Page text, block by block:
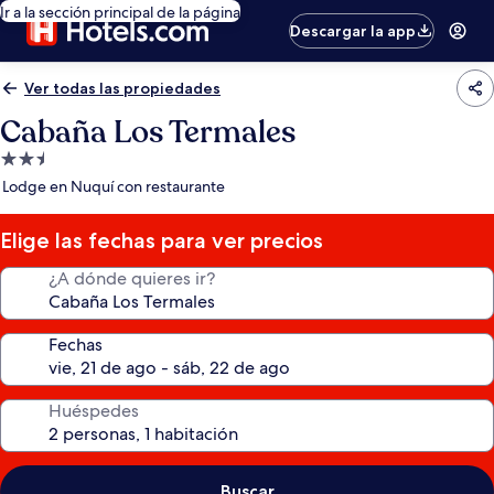
Ir a la sección principal de la página
Descargar la app
Ver todas las propiedades
Cabaña Los Termales
Propiedad
de
estrellas
Lodge en Nuquí con restaurante
Elige las fechas para ver precios
¿A dónde quieres ir?
Fechas
Huéspedes